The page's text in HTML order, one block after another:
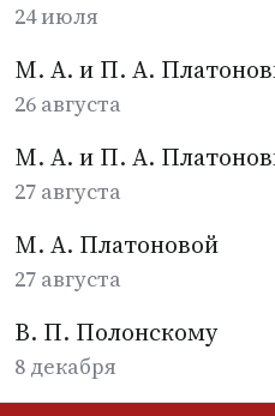
24 июля
М. А. и П. А.
26 августа
М. А. и П. А.
27 августа
М. А. Платоновой
27 августа
В. П. Полонскому
8 декабря